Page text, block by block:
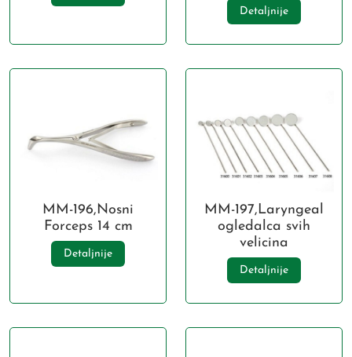
Detaljnije
MM-196,Nosni
Forceps 14 cm
Detaljnije
MM-197,Laryngeal
ogledalca svih
velicina
Detaljnije